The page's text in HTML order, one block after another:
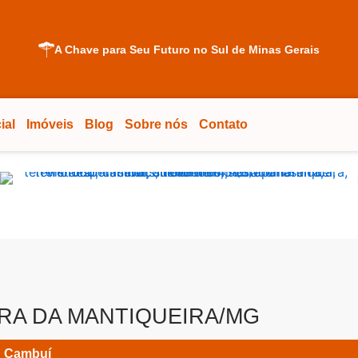
A Chave para Seu Futuro no Sul de Minas Gerais
Imóveis Blog Sobre nós Contato
DA MANTIQUEIRA/MG
Cambuí